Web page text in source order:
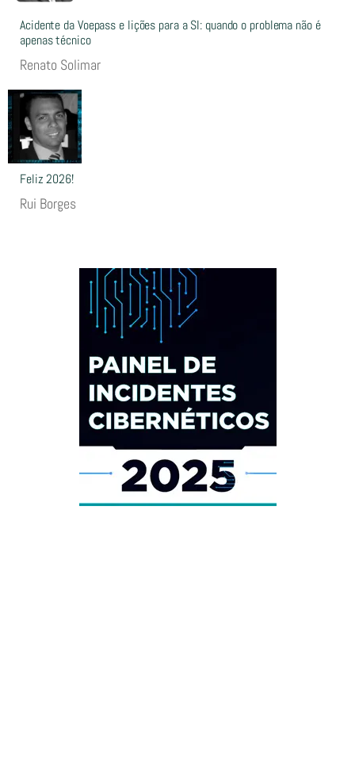
Acidente da Voepass e lições para a SI: quando o problema não é
apenas técnico
Renato Solimar
Feliz 2026!
Rui Borges